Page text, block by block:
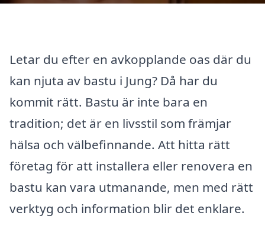
Letar du efter en avkopplande oas där du
kan njuta av bastu i Jung? Då har du
kommit rätt. Bastu är inte bara en
tradition; det är en livsstil som främjar
hälsa och välbefinnande. Att hitta rätt
företag för att installera eller renovera en
bastu kan vara utmanande, men med rätt
verktyg och information blir det enklare.